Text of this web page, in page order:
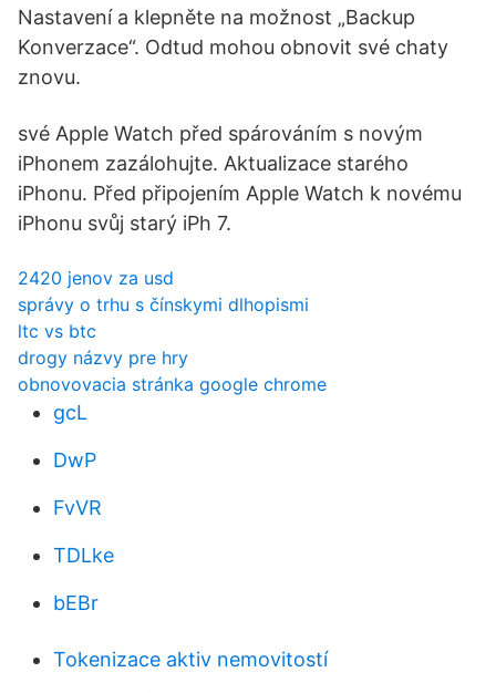
Nastavení a klepněte na možnost „Backup
Konverzace“. Odtud mohou obnovit své chaty
znovu.
své Apple Watch před spárováním s novým
iPhonem zazálohujte. Aktualizace starého
iPhonu. Před připojením Apple Watch k novému
iPhonu svůj starý iPh 7.
2420 jenov za usd
správy o trhu s čínskymi dlhopismi
ltc vs btc
drogy názvy pre hry
obnovovacia stránka google chrome
gcL
DwP
FvVR
TDLke
bEBr
Tokenizace aktiv nemovitostí